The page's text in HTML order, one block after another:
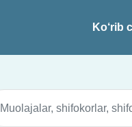
Ko‘rib